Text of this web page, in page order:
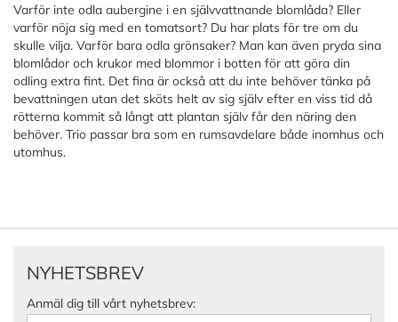
Varför inte odla aubergine i en självvattnande blomlåda? Eller
varför nöja sig med en tomatsort? Du har plats för tre om du
skulle vilja. Varför bara odla grönsaker? Man kan även pryda sina
blomlådor och krukor med blommor i botten för att göra din
odling extra fint. Det fina är också att du inte behöver tänka på
bevattningen utan det sköts helt av sig själv efter en viss tid då
rötterna kommit så långt att plantan själv får den näring den
behöver. Trio passar bra som en rumsavdelare både inomhus och
utomhus.
NYHETSBREV
Anmäl dig till vårt nyhetsbrev: